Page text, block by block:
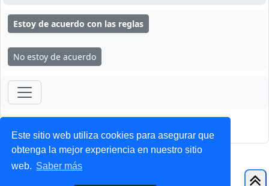
Este sitio web utiliza cookies para asegurar que
obtenga la mejor experiencia en nuestro sitio
web. Saber más
ForoClub 2025
Privacidad| Condiciones